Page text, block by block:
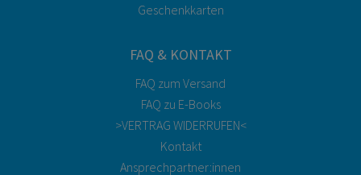
Geschenkkarten
FAQ & KONTAKT
FAQ zum Versand
FAQ zu E-Books
>VERTRAG WIDERRUFEN<
Kontakt
Ansprechpartner:innen